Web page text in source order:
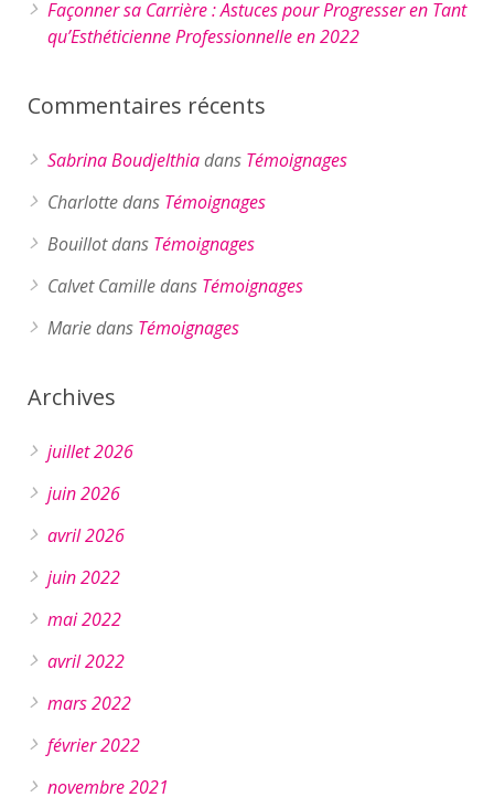
Façonner sa Carrière : Astuces pour Progresser en Tant
qu’Esthéticienne Professionnelle en 2022
Commentaires récents
Sabrina Boudjelthiadans Témoignages
Charlottedans Témoignages
Bouillotdans Témoignages
Calvet Camilledans Témoignages
Mariedans Témoignages
Archives
juillet 2026
juin 2026
avril 2026
juin 2022
mai 2022
avril 2022
mars 2022
février 2022
novembre 2021